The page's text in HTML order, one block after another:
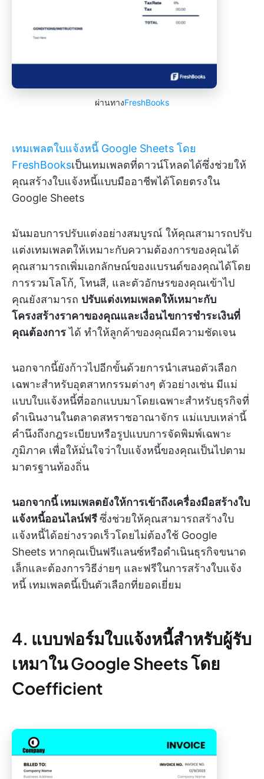
ผ่านทางFreshBooks
เทมเพลตใบแจ้งหนี้ Google Sheets โดย
FreshBooksเป็นเทมเพลตที่ดาวน์โหลดได้ซึ่งช่วยให้
คุณสร้างใบแจ้งหนี้แบบมืออาชีพได้โดยตรงใน
Google Sheets
มันมอบการปรับแต่งอย่างสมบูรณ์ ให้คุณสามารถปรับ
แต่งเทมเพลตให้เหมาะกับความต้องการของคุณได้
คุณสามารถเพิ่มเอกลักษณ์ของแบรนด์ของคุณได้โดย
การรวมโลโก้, โทนสี, และตัวอักษรของคุณเข้าไป
คุณยังสามารถ ปรับแต่งเทมเพลตให้เหมาะกับ
โครงสร้างราคาของคุณและเงื่อนไขการชำระเงินที่
คุณต้องการได้ ทำให้ลูกค้าของคุณมีความชัดเจน
นอกจากนี้ยังก้าวไปอีกขั้นด้วยการนำเสนอตัวเลือก
เฉพาะสำหรับอุตสาหกรรมต่างๆ ตัวอย่างเช่น มีแม่
แบบใบแจ้งหนี้ที่ออกแบบมาโดยเฉพาะสำหรับธุรกิจที่
ดำเนินงานในตลาดสหราชอาณาจักร แม่แบบเหล่านี้
คำนึงถึงกฎระเบียบหรือรูปแบบการจัดพิมพ์เฉพาะ
ภูมิภาค เพื่อให้มั่นใจว่าใบแจ้งหนี้ของคุณเป็นไปตาม
มาตรฐานท้องถิ่น
นอกจากนี้ เทมเพลตยังให้การเข้าถึงเครื่องมือสร้างใบ
แจ้งหนี้ออนไลน์ฟรีซึ่งช่วยให้คุณสามารถสร้างใบ
แจ้งหนี้ได้อย่างรวดเร็วโดยไม่ต้องใช้ Google
Sheets หากคุณเป็นฟรีแลนซ์หรือดำเนินธุรกิจขนาด
เล็กและต้องการวิธีง่ายๆ และฟรีในการสร้างใบแจ้ง
หนี้ เทมเพลตนี้เป็นตัวเลือกที่ยอดเยี่ยม
4. แบบฟอร์มใบแจ้งหนี้สำหรับผู้รับ
เหมาใน Google Sheets โดย
Coefficient